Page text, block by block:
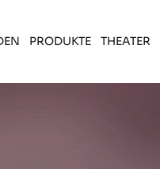
PRODUKTE THEATER